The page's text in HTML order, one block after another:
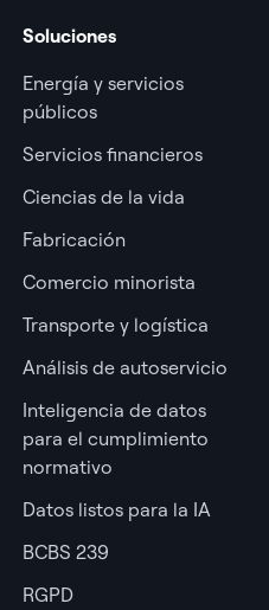
Soluciones
Energía y servicios
públicos
Servicios financieros
Ciencias de la vida
Fabricación
Comercio minorista
Transporte y logística
Análisis de autoservicio
Inteligencia de datos
para el cumplimiento
normativo
Datos listos para la IA
BCBS 239
RGPD